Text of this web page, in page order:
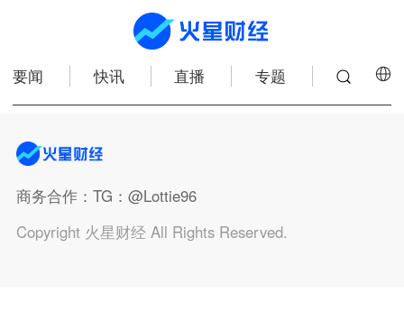
要闻 快讯 直播 专题
商务合作：TG：@Lottie96
Copyright 火星财经 All Rights Reserved.